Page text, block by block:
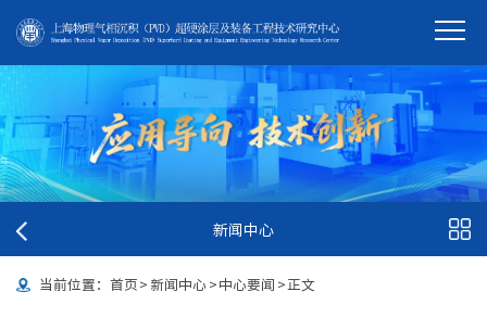
新闻中心
当前位置： 首页> 新闻中心>中心要闻 >正文